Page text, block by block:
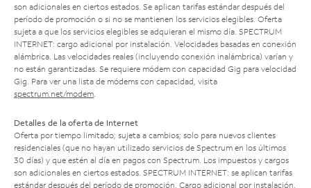
son adicionales en ciertos estados. Se aplican tarifas estándar después del
período de promoción o si no se mantienen los servicios elegibles. Oferta
sujeta a que los servicios elegibles se adquieran el mismo día. SPECTRUM
INTERNET: cargo adicional por instalación. Velocidades basadas en conexión
alámbrica. Las velocidades reales (incluyendo conexión inalámbrica) varían y
no están garantizadas. Se requiere módem con capacidad Gig para velocidad
Gig. Para ver una lista de módems con capacidad, visita
spectrum.net/modem
Detalles de la oferta de Internet
Oferta por tiempo limitado; sujeta a cambios; solo para nuevos clientes
residenciales (que no hayan utilizado servicios de Spectrum en los últimos
30 días) y que estén al día en pagos con Spectrum. Los impuestos y cargos
son adicionales en ciertos estados. SPECTRUM INTERNET: se aplican tarifas
estándar después del período de promoción. Cargo adicional por instalación.